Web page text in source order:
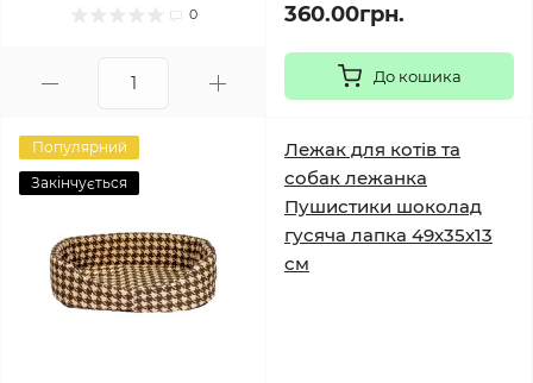
0 360.00грн.
До кошика
Популярний
Закінчується
Лежак для котів та
собак лежанка
Пушистики шоколад
гусяча лапка 49х35х13
см